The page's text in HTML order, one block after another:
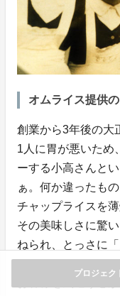
プロジェク
オムライス提供
創業から3年後の大
1人に胃が悪いため
ーする小高さんと
ぁ。何か違ったも
チャップライスを
その美味しさに驚
ねられ、とっさに
お客様を気遣う心